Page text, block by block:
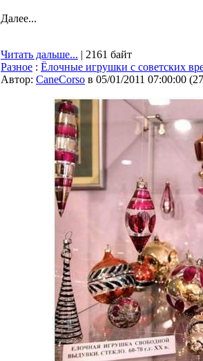
Далее...
Читать дальше... | 2161 байт
Разное : Ёлочные игрушки с советских
Автор: CaneCorso в 05/01/2011 07:00:00 (